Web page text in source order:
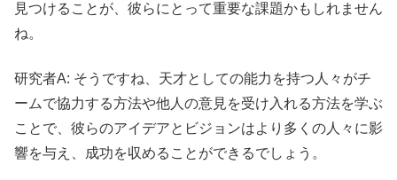
見つけることが、彼らにとって重要な課題かもしれません
ね。
研究者A: そうですね、天才としての能力を持つ人々がチ
ームで協力する方法や他人の意見を受け入れる方法を学ぶ
ことで、彼らのアイデアとビジョンはより多くの人々に影
響を与え、成功を収めることができるでしょう。